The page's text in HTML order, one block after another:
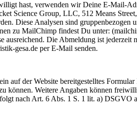
hast, verwenden wir Deine E-Mail-
Science Group, LLC, 512 Means
Diese Analysen sind
zu MailChimp findest Du unter:
ausreichend. Die Abmeldung ist
gesa.de per E-Mail senden.
auf der Website bereitgestelltes
können. Weitere Angaben können
nach Art. 6 Abs. 1 S. 1 lit. a)